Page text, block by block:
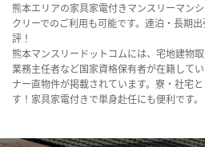
熊本エリアの家具家電付きマンスリーマン
クリーでのご利用も可能です。連泊・長期
評！
熊本マンスリードットコムには、宅地建物
業務主任者など国家資格保有者が在籍して
ナー直物件が掲載されています。寮・社宅
す！家具家電付きで単身赴任にも便利です。